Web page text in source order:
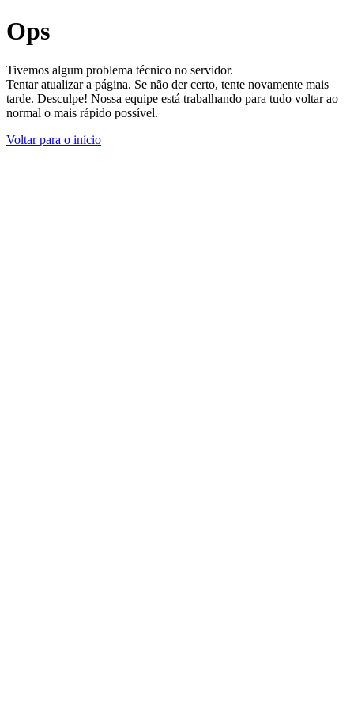
Ops
Tivemos algum problema técnico no servidor.
Tentar atualizar a página. Se não der certo, tente novamente mais
tarde. Desculpe! Nossa equipe está trabalhando para tudo voltar ao
normal o mais rápido possível.
Voltar para o início